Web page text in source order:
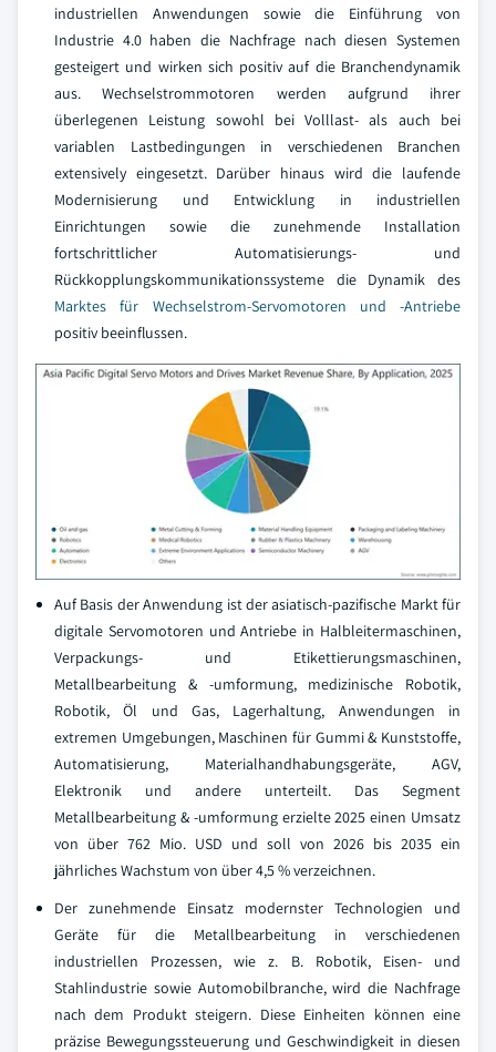
industriellen Anwendungen sowie die Einführung von
Industrie 4.0 haben die Nachfrage nach diesen Systemen
gesteigert und wirken sich positiv auf die Branchendynamik
aus. Wechselstrommotoren werden aufgrund ihrer
überlegenen Leistung sowohl bei Volllast- als auch bei
variablen Lastbedingungen in verschiedenen Branchen
extensively eingesetzt. Darüber hinaus wird die laufende
Modernisierung und Entwicklung in industriellen
Einrichtungen sowie die zunehmende Installation
fortschrittlicher Automatisierungs- und
Rückkopplungskommunikationssysteme die Dynamik des
Marktes für Wechselstrom-Servomotoren und -Antriebe
positiv beeinflussen.
Auf Basis der Anwendung ist der asiatisch-pazifische Markt für
digitale Servomotoren und Antriebe in Halbleitermaschinen,
Verpackungs- und Etikettierungsmaschinen,
Metallbearbeitung & -umformung, medizinische Robotik,
Robotik, Öl und Gas, Lagerhaltung, Anwendungen in
extremen Umgebungen, Maschinen für Gummi & Kunststoffe,
Automatisierung, Materialhandhabungsgeräte, AGV,
Elektronik und andere unterteilt. Das Segment
Metallbearbeitung & -umformung erzielte 2025 einen Umsatz
von über 762 Mio. USD und soll von 2026 bis 2035 ein
jährliches Wachstum von über 4,5 % verzeichnen.
Der zunehmende Einsatz modernster Technologien und
Geräte für die Metallbearbeitung in verschiedenen
industriellen Prozessen, wie z. B. Robotik, Eisen- und
Stahlindustrie sowie Automobilbranche, wird die Nachfrage
nach dem Produkt steigern. Diese Einheiten können eine
präzise Bewegungssteuerung und Geschwindigkeit in diesen